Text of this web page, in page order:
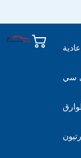
سي